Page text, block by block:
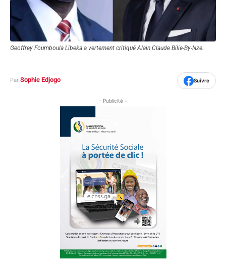
Geoffrey Foumboula Libeka a vertement critiqué Alain Claude Bilie-By-Nze.
Par Sophie Edjogo Suivre
- Publicité -